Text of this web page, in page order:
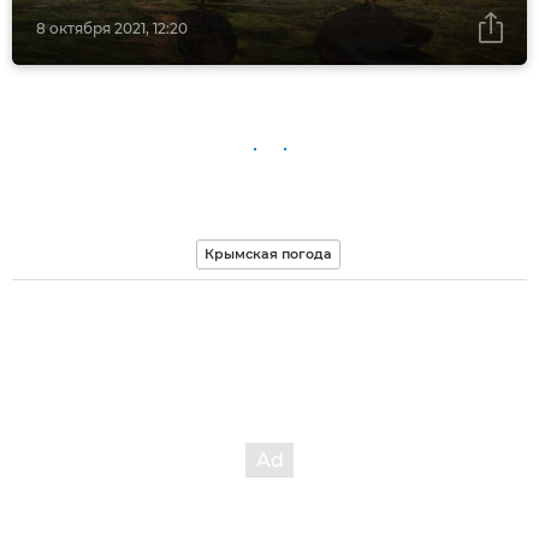
8 октября 2021, 12:20
Крымская погода